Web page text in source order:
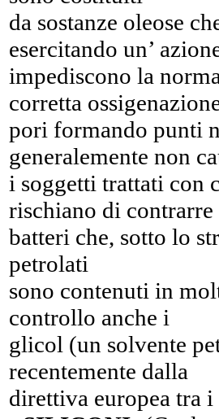
da sostanze oleose
esercitando un’
impediscono la
corretta
pori formando punti
generalemente non
i soggetti trattati con
rischiano di
batteri che, sotto lo
petrolati
sono contenuti in
controllo anche i
glicol (un solvente
recentemente dalla
direttiva europea tra